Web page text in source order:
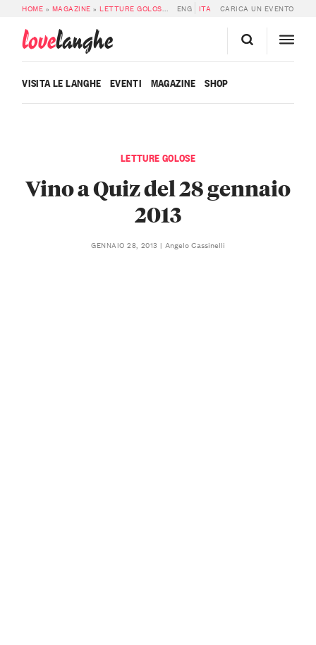
HOME » MAGAZINE »LETTURE GOLOSE » VINO A QUIZ DEL 28 GENNAIO 2013
ENG ITA CARICA UN EVENTO
lovelanghe
VISITA LE LANGHE EVENTI MAGAZINE SHOP
LETTURE GOLOSE
Vino a Quiz del 28 gennaio
2013
GENNAIO 28, 2013 Angelo Cassinelli